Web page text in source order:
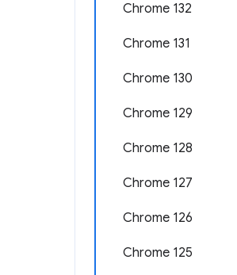
Chrome 132
Chrome 131
Chrome 130
Chrome 129
Chrome 128
Chrome 127
Chrome 126
Chrome 125